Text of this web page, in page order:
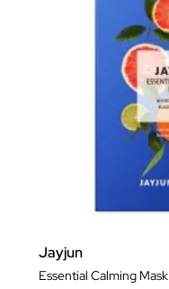
Jayjun
Essential Calming Mask